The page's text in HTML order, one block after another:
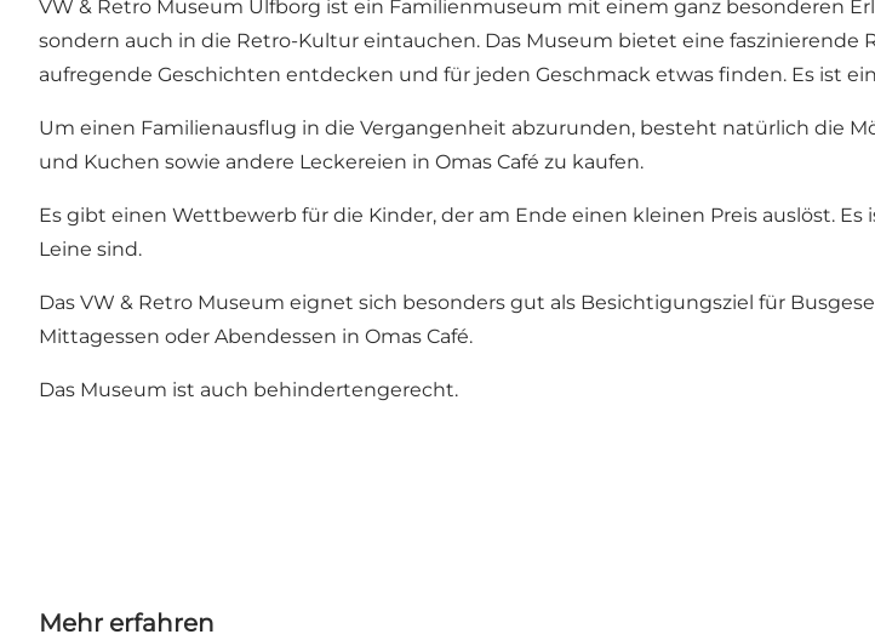
VW & Retro Museum Ulfborg ist ein Familienmuseum mit einem ganz besonderen
sondern auch in die Retro-Kultur eintauchen. Das Museum bietet eine faszinierende
aufregende Geschichten entdecken und für jeden Geschmack etwas finden. Es ist
Um einen Familienausflug in die Vergangenheit abzurunden, besteht natürlich die
und Kuchen sowie andere Leckereien in Omas Café zu kaufen.
Es gibt einen Wettbewerb für die Kinder, der am Ende einen kleinen Preis auslöst.
Leine sind.
Das VW & Retro Museum eignet sich besonders gut als Besichtigungsziel für
Mittagessen oder Abendessen in Omas Café.
Das Museum ist auch behindertengerecht.
Mehr erfahren